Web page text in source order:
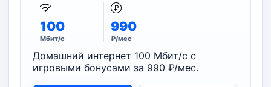
100
Мбит/с
990
₽/мес
Домашний интернет 100 Мбит/с с
игровыми бонусами за 990 ₽/мес.